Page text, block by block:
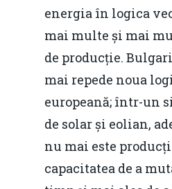
energia în logica
mai multe și mai
de producție.
mai repede noua
europeană; într-un
de solar și eolian,
nu mai este
capacitatea de a